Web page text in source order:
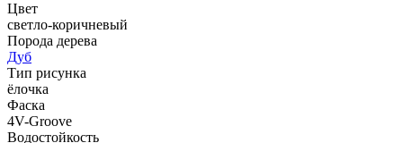
Цвет
светло-коричневый
Порода дерева
Дуб
Тип рисунка
ёлочка
Фаска
4V-Groove
Водостойкость